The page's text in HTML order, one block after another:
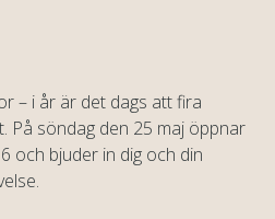
– i år är det dags att fira
På söndag den 25 maj öppnar
och bjuder in dig och din